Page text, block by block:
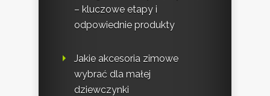
– kluczowe etapy i
odpowiednie produkty
Jakie akcesoria zimowe
wybrać dla małej
dziewczynki